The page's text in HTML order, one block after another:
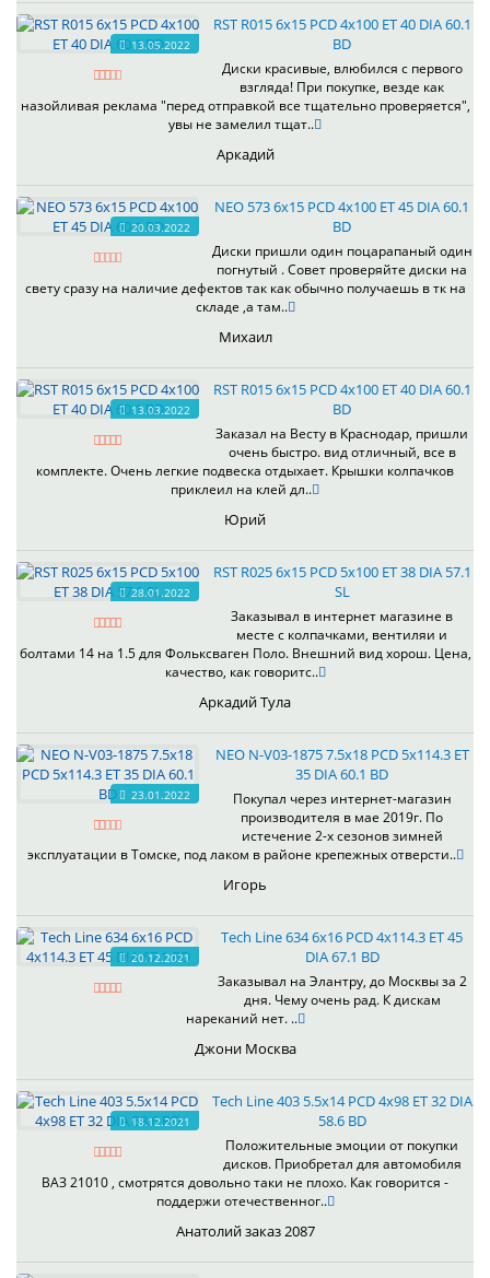
13.05.2022
RST R015 6x15 PCD 4x100 ET 40 DIA 60.1
BD
Диски красивые, влюбился с первого
взгляда! При покупке, везде как
назойливая реклама "перед отправкой все тщательно проверяется",
увы не замелил тщат..
Аркадий
20.03.2022
NEO 573 6x15 PCD 4x100 ET 45 DIA 60.1
BD
Диски пришли один поцарапаный один
погнутый . Совет проверяйте диски на
свету сразу на наличие дефектов так как обычно получаешь в тк на
складе ,а там..
Михаил
13.03.2022
RST R015 6x15 PCD 4x100 ET 40 DIA 60.1
BD
Заказал на Весту в Краснодар, пришли
очень быстро. вид отличный, все в
комплекте. Очень легкие подвеска отдыхает. Крышки колпачков
приклеил на клей дл..
Юрий
28.01.2022
RST R025 6x15 PCD 5x100 ET 38 DIA 57.1
SL
Заказывал в интернет магазине в
месте с колпачками, вентиляи и
болтами 14 на 1.5 для Фольксваген Поло. Внешний вид хорош. Цена,
качество, как говоритс..
Аркадий Тула
23.01.2022
NEO N-V03-1875 7.5x18 PCD 5x114.3 ET
35 DIA 60.1 BD
Покупал через интернет-магазин
производителя в мае 2019г. По
истечение 2-х сезонов зимней
эксплуатации в Томске, под лаком в районе крепежных отверсти..
Игорь
20.12.2021
Tech Line 634 6x16 PCD 4x114.3 ET 45
DIA 67.1 BD
Заказывал на Элантру, до Москвы за 2
дня. Чему очень рад. К дискам
нареканий нет. ..
Джони Москва
18.12.2021
Tech Line 403 5.5x14 PCD 4x98 ET 32 DIA
58.6 BD
Положительные эмоции от покупки
дисков. Приобретал для автомобиля
ВАЗ 21010 , смотрятся довольно таки не плохо. Как говорится -
поддержи отечественног..
Анатолий заказ 2087